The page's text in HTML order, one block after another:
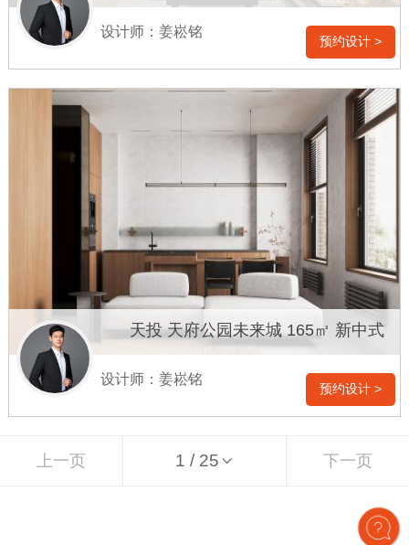
设计师：姜崧铭
预约设计 >
天投 天府公园未来城 165㎡ 新中式
设计师：姜崧铭
预约设计 >
上一页 下一页